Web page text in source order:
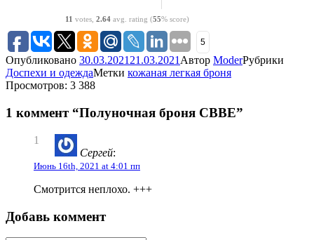
11 votes, 2.64 avg. rating (55% score)
5
Опубликовано 30.03.2021 21.03.2021 Автор ModerРубрики
Доспехи и одеждаМетки кожаная легкая броня
Просмотров: 3 388
1 коммент “Полуночная броня CBBE”
1
Сергей:
Июнь 16th, 2021 at 4:01 пп
Смотрится неплохо. +++
Добавь коммент